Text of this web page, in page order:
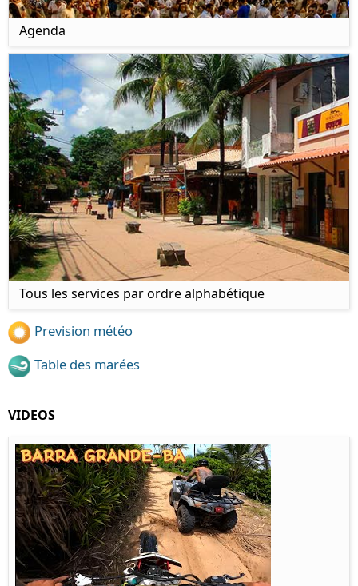
Agenda
Tous les services par ordre alphabétique
Prevision météo
Table des marées
VIDEOS